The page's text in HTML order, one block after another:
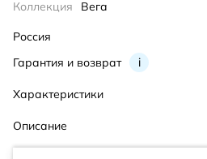
Гарантия и возврат i
Коллекция Вега
Россия
Характеристики
Описание